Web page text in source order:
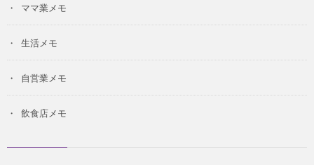
ママ業メモ
生活メモ
自営業メモ
飲食店メモ